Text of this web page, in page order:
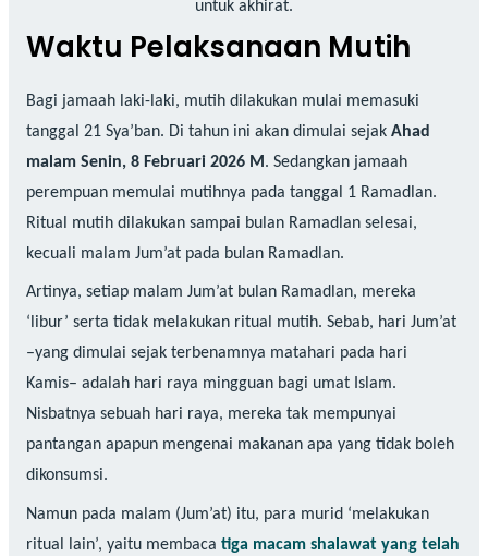
untuk akhirat.
Waktu Pelaksanaan Mutih
Bagi jamaah laki-laki, mutih dilakukan mulai memasuki
tanggal 21 Sya’ban. Di tahun ini akan dimulai sejak Ahad
malam Senin, 8 Februari 2026 M . Sedangkan jamaah
perempuan memulai mutihnya pada tanggal 1 Ramadlan.
Ritual mutih dilakukan sampai bulan Ramadlan selesai,
kecuali malam Jum’at pada bulan Ramadlan.
Artinya, setiap malam Jum’at bulan Ramadlan, mereka
‘libur’ serta tidak melakukan ritual mutih. Sebab, hari Jum’at
–yang dimulai sejak terbenamnya matahari pada hari
Kamis– adalah hari raya mingguan bagi umat Islam.
Nisbatnya sebuah hari raya, mereka tak mempunyai
pantangan apapun mengenai makanan apa yang tidak boleh
dikonsumsi.
Namun pada malam (Jum’at) itu, para murid ‘melakukan
ritual lain’, yaitu membaca tiga macam shalawat yang telah